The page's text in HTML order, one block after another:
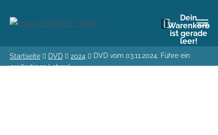
Dein
Warenkorb
ist gerade
leer!
Startseite DVD 2024
DVD vom 03.11.2024: Führe ein
großartiges Leben!